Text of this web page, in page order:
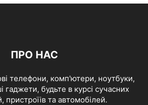
ПРО НАС
телефони, комп'ютери, ноутбуки,
гаджети, будьте в курсі сучасних
пристроїів та автомобілей.